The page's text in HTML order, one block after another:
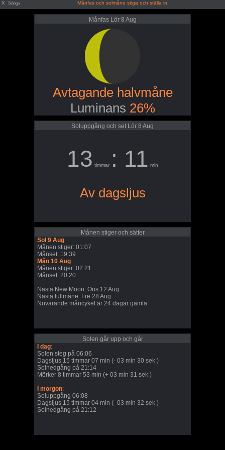
X Stänga Månfas och solmåne stiga och ställa in
Månfas Lör 8 Aug
Avtagande halvmåne
Luminans 26%
Soluppgång och set Lör 8 Aug
13 timmar : 11 min
Av dagsljus
Månen stiger och sätter
Sol 9 Aug
Månen stiger: 01:07
Månset: 19:39
Mån 10 Aug
Månen stiger: 02:21
Månset: 20:20
Nästa New Moon: Ons 12 Aug
Nästa fullmåne: Fre 28 Aug
Nuvarande måncykel är 24 dagar gamla
Solen går upp och går
I dag:
Solen steg på 06:06
Dagsljus 15 timmar 07 min (- 03 min 30 sek )
Solnedgång på 21:14
Mörker 8 timmar 53 min (+ 03 min 31 sek )
I morgon:
Soluppgång 06:08
Dagsljus 15 timmar 04 min (- 03 min 32 sek )
Solnedgång på 21:12